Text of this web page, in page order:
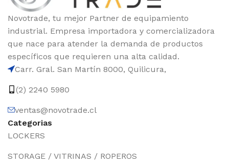
Novotrade, tu mejor Partner de equipamiento
industrial. Empresa importadora y comercializadora
que nace para atender la demanda de productos
específicos que requieren una alta calidad.
Carr. Gral. San Martín 8000, Quilicura,
(2) 2240 5980
ventas@novotrade.cl
Categorias
LOCKERS
STORAGE / VITRINAS / ROPEROS